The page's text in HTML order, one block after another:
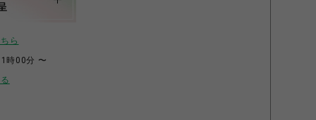
ら
時00分 〜